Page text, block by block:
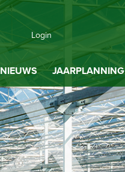
Login
NIEUWS JAARPLANNING